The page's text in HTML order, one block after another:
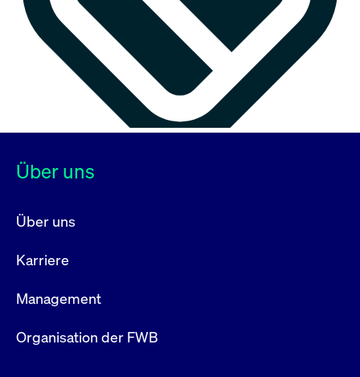
Über uns
Über uns
Karriere
Management
Organisation der FWB